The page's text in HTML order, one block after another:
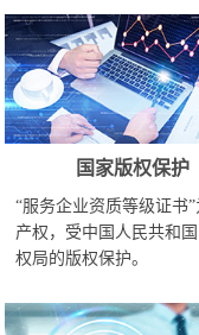
国家版权保护
“服务企业资质等级证书
产权，受中国人民共和
权局的版权保护。